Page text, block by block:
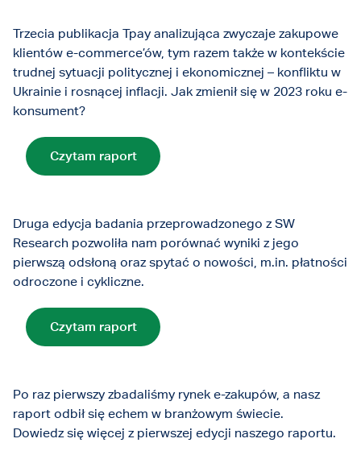
Trzecia publikacja Tpay analizująca zwyczaje zakupowe
klientów e-commerce’ów, tym razem także w kontekście
trudnej sytuacji politycznej i ekonomicznej – konfliktu w
Ukrainie i rosnącej inflacji. Jak zmienił się w 2023 roku e-
konsument?
Czytam raport
Druga edycja badania przeprowadzonego z SW
Research pozwoliła nam porównać wyniki z jego
pierwszą odsłoną oraz spytać o nowości, m.in. płatności
odroczone i cykliczne.
Czytam raport
Po raz pierwszy zbadaliśmy rynek e-zakupów, a nasz
raport odbił się echem w branżowym świecie.
Dowiedz się więcej z pierwszej edycji naszego raportu.